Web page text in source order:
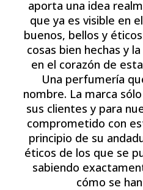
aporta una idea
que ya es visible en
buenos, bellos y
cosas bien hechas y
en el corazón de
Una perfumería
nombre. La marca
sus clientes y para
comprometido con
principio de su
éticos de los que se
sabiendo
cómo se